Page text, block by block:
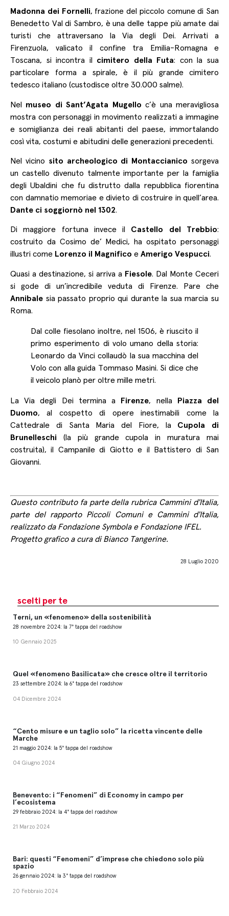
Madonna dei Fornelli, frazione del piccolo comune di San
Benedetto Val di Sambro, è una delle tappe più amate dai
turisti che attraversano la Via degli Dei. Arrivati a
Firenzuola, valicato il confine tra Emilia-Romagna e
Toscana, si incontra il cimitero della Futa: con la sua
particolare forma a spirale, è il più grande cimitero
tedesco italiano (custodisce oltre 30.000 salme).
Nel museo di Sant’Agata Mugello c’è una meravigliosa
mostra con personaggi in movimento realizzati a immagine
e somiglianza dei reali abitanti del paese, immortalando
così vita, costumi e abitudini delle generazioni precedenti.
Nel vicino sito archeologico di Montaccianico sorgeva
un castello divenuto talmente importante per la famiglia
degli Ubaldini che fu distrutto dalla repubblica fiorentina
con damnatio memoriae e divieto di costruire in quell’area.
Dante ci soggiornò nel 1302.
Di maggiore fortuna invece il Castello del Trebbio:
costruito da Cosimo de’ Medici, ha ospitato personaggi
illustri come Lorenzo il Magnifico e Amerigo Vespucci.
Quasi a destinazione, si arriva a Fiesole. Dal Monte Ceceri
si gode di un’incredibile veduta di Firenze. Pare che
Annibale sia passato proprio qui durante la sua marcia su
Roma.
Dal colle fiesolano inoltre, nel 1506, è riuscito il
primo esperimento di volo umano della storia:
Leonardo da Vinci collaudò la sua macchina del
Volo con alla guida Tommaso Masini. Si dice che
il veicolo planò per oltre mille metri.
La Via degli Dei termina a Firenze, nella
Piazza del
Duomo, al cospetto di opere inestimabili come la
Cattedrale di Santa Maria del Fiore, la Cupola di
Brunelleschi (la più grande cupola in muratura mai
costruita), il Campanile di Giotto e il Battistero di San
Giovanni.
Questo contributo fa parte della rubrica Cammini d'Italia,
parte del rapporto Piccoli Comuni e Cammini d'Italia,
realizzato da Fondazione Symbolae Fondazione IFEL.
Progetto grafico a cura diBianco Tangerine.
28 Luglio 2020
scelti per te
Terni, un «fenomeno» della sostenibilità
28 novembre 2024: la 7° tappa del roadshow
10 Gennaio 2025
Quel «fenomeno Basilicata» che cresce oltre il territorio
23 settembre 2024: la 6° tappa del roadshow
04 Dicembre 2024
“Cento misure e un taglio solo” la ricetta vincente delle
Marche
21 maggio 2024: la 5° tappa del roadshow
04 Giugno 2024
Benevento: i “Fenomeni” di Economy in campo per
l’ecosistema
29 febbraio 2024: la 4° tappa del roadshow
21 Marzo 2024
Bari: questi “Fenomeni” d’imprese che chiedono solo più
spazio
26 gennaio 2024: la 3° tappa del roadshow
20 Febbraio 2024